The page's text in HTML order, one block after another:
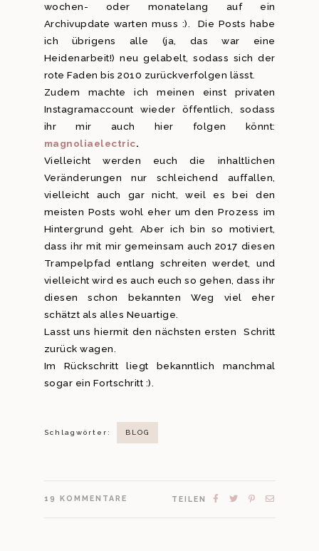
wochen- oder monatelang auf ein
Archivupdate warten muss :). Die Posts habe
ich übrigens alle (ja, das war eine
Heidenarbeit!) neu gelabelt, sodass sich der
rote Faden bis 2010 zurückverfolgen lässt.
Zudem machte ich meinen einst privaten
Instagramaccount wieder öffentlich, sodass
ihr mir auch hier folgen könnt:
magnoliaelectric.
Vielleicht werden euch die inhaltlichen
Veränderungen nur schleichend auffallen,
vielleicht auch gar nicht, weil es bei den
meisten Posts wohl eher um den Prozess im
Hintergrund geht. Aber ich bin so motiviert,
dass ihr mit mir gemeinsam auch 2017 diesen
Trampelpfad entlang schreiten werdet, und
vielleicht wird es auch euch so gehen, dass ihr
diesen schon bekannten Weg viel eher
schätzt als alles Neuartige.
Lasst uns hiermit den nächsten ersten Schritt
zurück wagen.
Im Rückschritt liegt bekanntlich manchmal
sogar ein Fortschritt :).
Schlagwörter: BLOG
19 KOMMENTARE TEILEN